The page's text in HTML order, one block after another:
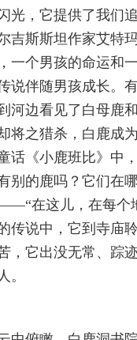
光，它提供了我们
吉斯斯坦作家艾特
一个男孩的命运和
说伴随男孩成长。
河边看见了白母鹿
将之猎杀，白鹿成
话《小鹿班比》中
别的鹿吗？它们在
在这儿，在每个
传说中，它到寺庙
，它出没无常、踪
。